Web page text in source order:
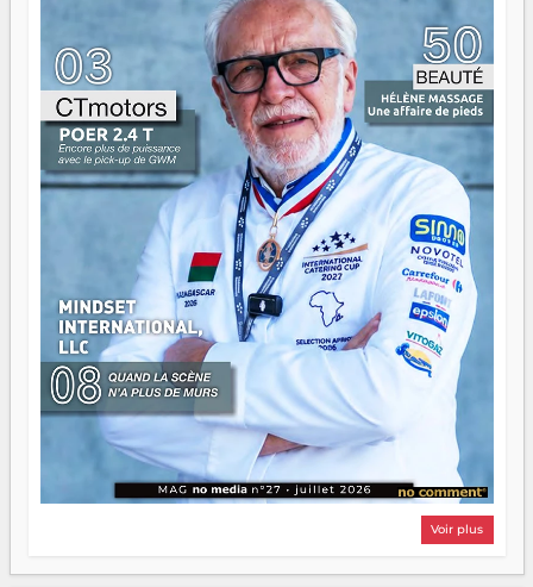
ont la force, les vieux ont l'expérience, comme on dit. Ce
n'est pas un combat de générations — c'est une question
d'équipage. Partagez vos réussites, mais aussi vos échecs.
Surtout vos échecs, d'ailleurs — ils enseignent mieux que
n'importe quel manuel. À Madagascar, la barque avance.
Il faut juste s'assurer que tout le monde rame dans le
même sens.
Voir plus